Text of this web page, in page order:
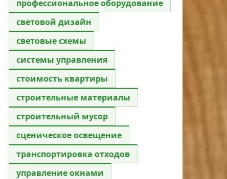
профессиональное оборудование
световой дизайн
световые схемы
системы управления
стоимость квартиры
строительные материалы
строительный мусор
сценическое освещение
транспортировка отходов
управление окнами